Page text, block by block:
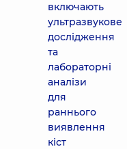
включають
ультразвукове
дослідження
та
лабораторні
аналізи
для
раннього
виявлення
кіст